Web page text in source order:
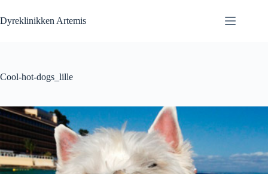
til
indhold
Dyreklinikken Artemis
Cool-hot-dogs_lille